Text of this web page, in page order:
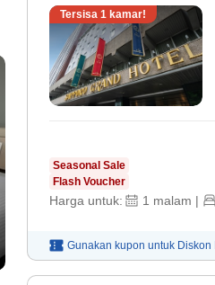
Tersisa 1 kamar!
Seasonal Sale
Flash Voucher
Harga untuk: 1 malam |
Gunakan kupon untuk Diskon